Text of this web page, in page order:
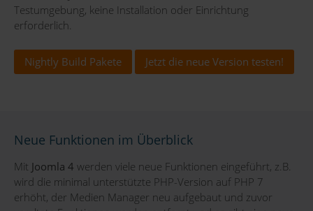
Testumgebung, keine Installation oder Einrichtung
erforderlich.
Nightly Build Pakete Jetzt die neue Version testen!
Neue Funktionen im Überblick
Mit Joomla 4 werden viele neue Funktionen eingeführt, z.B.
wird die minimal unterstützte PHP-Version auf PHP 7
erhöht, der Medien Manager neu aufgebaut und zuvor